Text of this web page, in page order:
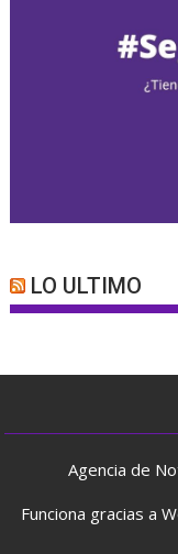
LO ULTIMO
Agencia de
Funciona gracias a